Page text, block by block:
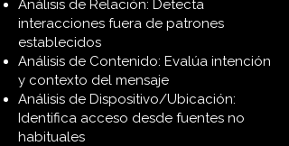
Análisis de Relación: Detecta
interacciones fuera de patrones
establecidos
Análisis de Contenido: Evalúa intención
y contexto del mensaje
Análisis de Dispositivo/Ubicación:
Identifica acceso desde fuentes no
habituales